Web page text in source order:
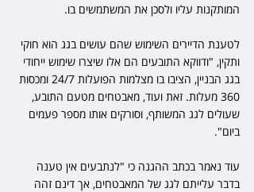
המותקנות עליו ולסכן את המשתמשים בו.
לטענת הדיירים השימוש שהם עושים בגג הוא חוקי
ותקין, "ודווקא התובעים הם אלו שיצרו שימוש ייחודי
בגג הבניין, הציבו בו מצלמות הפועלות 24/7 ומכסות
360 מעלות. זאת ועוד, מאבטחים מטעם התובע,
שעולים לגג המשותף, וסורקים אותו מספר פעמים
ביום".
עוד נאמר בכתב ההגנה כי "לנתבעים אין טענה
בדבר עלייתם לגג של המאבטחים, אך דינם זהה